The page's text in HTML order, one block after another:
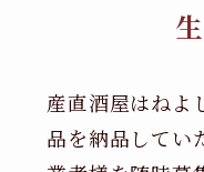
産直酒屋はねよ
品を納品してい